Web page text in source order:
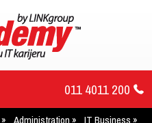
011 4011 200